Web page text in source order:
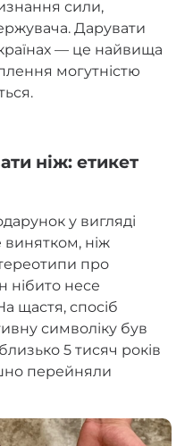
сили,
Дарувати
— це найвища
могутністю
ніж: етикет
у вигляді
винятком, ніж
про
нібито несе
щастя, спосіб
символіку був
5 тисяч років
перейняли